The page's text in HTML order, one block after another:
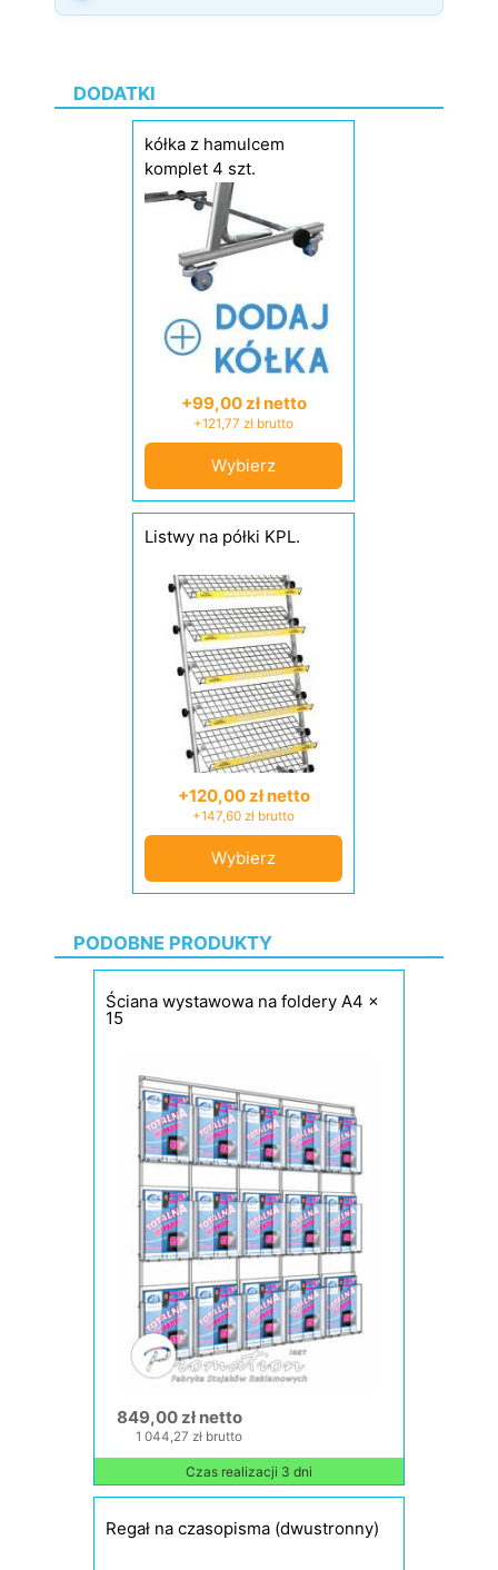
DODATKI
kółka z hamulcem
komplet 4 szt.
+99,00 zł netto
+121,77 zł brutto
Wybierz
Listwy na półki KPL.
+120,00 zł netto
+147,60 zł brutto
Wybierz
PODOBNE PRODUKTY
Ściana wystawowa na foldery A4 x
15
849,00 zł netto
1 044,27 zł brutto
Czas realizacji 3 dni
Regał na czasopisma (dwustronny)